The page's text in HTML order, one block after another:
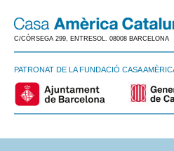
C/CÒRSEGA 299, ENTRESOL. 08008 BARCELONA
PATRONAT DE LA FUNDACIÓ CASA